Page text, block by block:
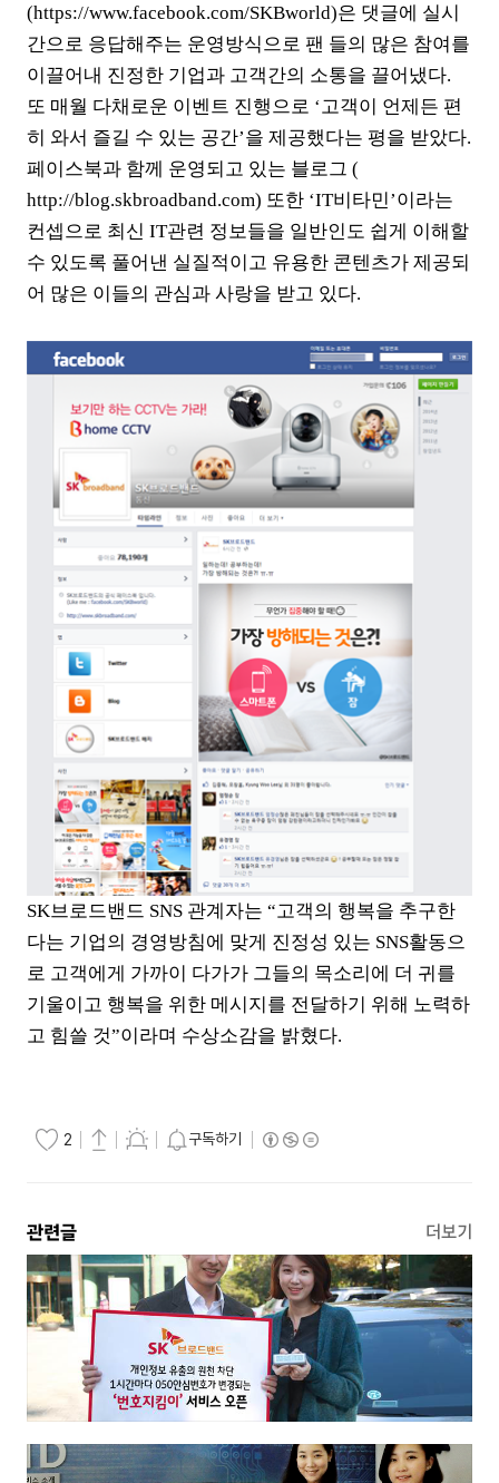
(https://www.facebook.com/SKBworld)은 댓글에 실시
간으로 응답해주는 운영방식으로 팬 들의 많은 참여를
이끌어내 진정한 기업과 고객간의 소통을 끌어냈다.
또 매월 다채로운 이벤트 진행으로 ‘고객이 언제든 편
히 와서 즐길 수 있는 공간’을 제공했다는 평을 받았다.
페이스북과 함께 운영되고 있는 블로그 (
http://blog.skbroadband.com) 또한 ‘IT비타민’이라는
컨셉으로 최신 IT관련 정보들을 일반인도 쉽게 이해할
수 있도록 풀어낸 실질적이고 유용한 콘텐츠가 제공되
어 많은 이들의 관심과 사랑을 받고 있다.
SK브로드밴드 SNS 관계자는 “고객의 행복을 추구한
다는 기업의 경영방침에 맞게 진정성 있는 SNS활동으
로 고객에게 가까이 다가가 그들의 목소리에 더 귀를
기울이고 행복을 위한 메시지를 전달하기 위해 노력하
고 힘쓸 것”이라며 수상소감을 밝혔다.
2 구독하기
관련글 더보기